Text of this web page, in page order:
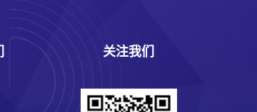
关注我们